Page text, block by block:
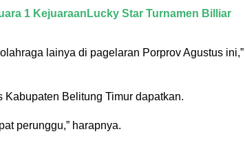
1 KejuaraanLucky Star Turnamen Billiar
lainya di pagelaran Porprov Agustus ini,”
Belitung Timur dapatkan.
perunggu,” harapnya.